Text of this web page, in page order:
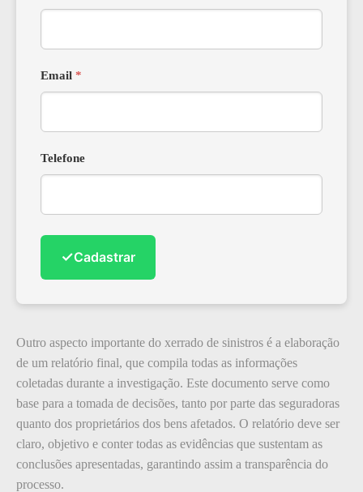
Email *
Telefone
✓Cadastrar
Outro aspecto importante do xerrado de sinistros é a elaboração
de um relatório final, que compila todas as informações
coletadas durante a investigação. Este documento serve como
base para a tomada de decisões, tanto por parte das seguradoras
quanto dos proprietários dos bens afetados. O relatório deve ser
claro, objetivo e conter todas as evidências que sustentam as
conclusões apresentadas, garantindo assim a transparência do
processo.